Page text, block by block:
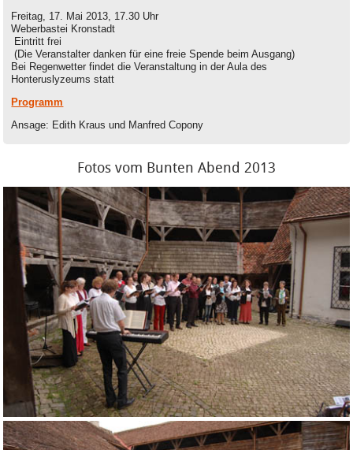
Freitag, 17. Mai 2013, 17.30 Uhr
Weberbastei Kronstadt
Eintritt frei
(Die Veranstalter danken für eine freie Spende beim Ausgang)
Bei Regenwetter findet die Veranstaltung in der Aula des
Honteruslyzeums statt
Programm
Ansage: Edith Kraus und Manfred Copony
Fotos vom Bunten Abend 2013